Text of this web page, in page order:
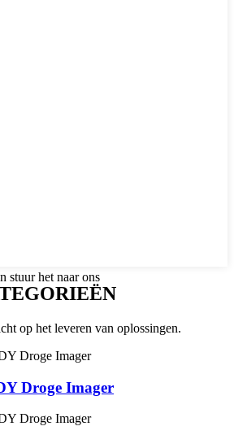
stuur het naar ons
op het leveren van oplossingen.
Droge Imager